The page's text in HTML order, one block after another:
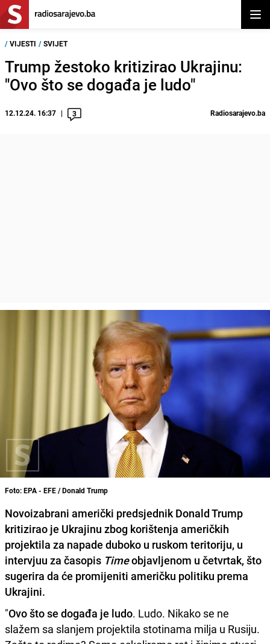
/ VIJESTI / SVIJET
Trump žestoko kritizirao Ukrajinu:
"Ovo što se događa je ludo"
12.12.24. 16:37 3 Radiosarajevo.ba
Foto: EPA - EFE / Donald Trump
Novoizabrani američki predsjednik Donald Trump
kritizirao je Ukrajinu zbog korištenja američkih
projektila za napade duboko u ruskom teritoriju, u
intervjuu za časopis Timeobjavljenom u četvrtak, što
sugerira da će promijeniti američku politiku prema
Ukrajini.
"Ovo što se događa je ludo. Ludo. Nikako se ne
slažem sa slanjem projektila stotinama milja u Rusiju.